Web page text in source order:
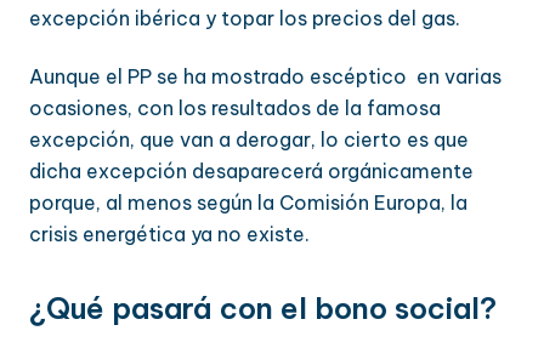
excepción ibérica y topar los precios del gas.
Aunque el PP se ha mostrado escéptico en varias
ocasiones, con los resultados de la famosa
excepción, que van a derogar, lo cierto es que
dicha excepción desaparecerá orgánicamente
porque, al menos según la Comisión Europa, la
crisis energética ya no existe.
¿Qué pasará con el bono social?